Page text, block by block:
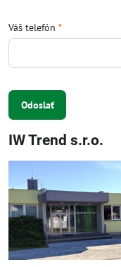
Váš telefón *
Odoslať
IW Trend s.r.o.